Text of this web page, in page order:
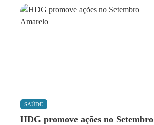
SAÚDE
HDG promove ações no Setembro